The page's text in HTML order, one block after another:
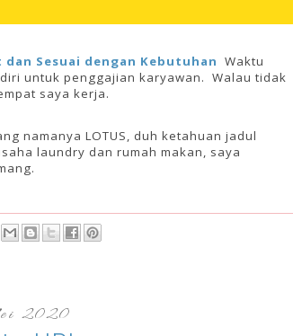
Sesuai dengan Kebutuhan Waktu
untuk penggajian karyawan. Walau tidak
saya kerja.
namanya LOTUS, duh ketahuan jadul
laundry dan rumah makan, saya
2020